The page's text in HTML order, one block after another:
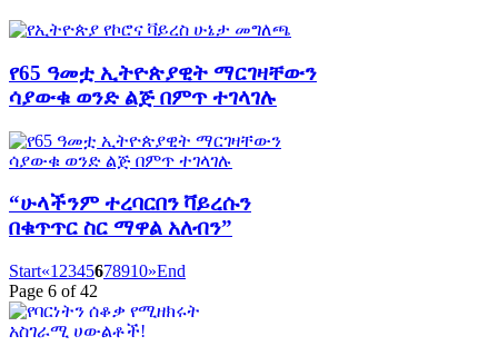
የ65 ዓመቷ ኢትዮጵያዊት ማርገዛቸውን
ሳያውቁ ወንድ ልጅ በምጥ ተገላገሉ
“ሁላችንም ተረባርበን ቫይረሱን
በቁጥጥር ስር ማዋል አለብን”
Start«1 2345678910»End
Page 6 of 42